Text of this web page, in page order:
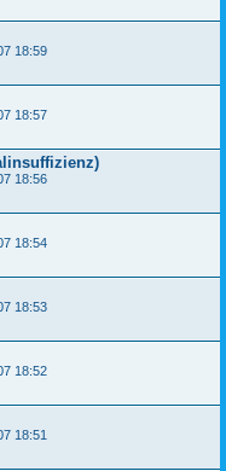
18:59
18:57
18:56
18:54
18:53
18:52
18:51